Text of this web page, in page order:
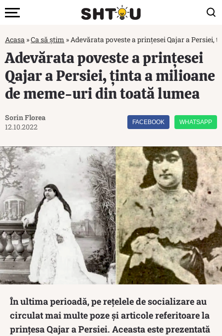
Acasa »Ca să știm »Adevărata poveste a prințesei Qajar a
Adevărata poveste a prințesei
Qajar a Persiei, ținta a milioane
de meme-uri din toată lumea
Sorin Florea
12.10.2022
FACEBOOK WHATSAPP
În ultima perioadă, pe rețelele de socializare au
circulat mai multe poze și articole referitoare la
prințesa Qajar a Persiei. Aceasta este prezentată